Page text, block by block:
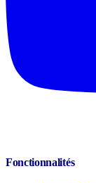
Fonctionnalités